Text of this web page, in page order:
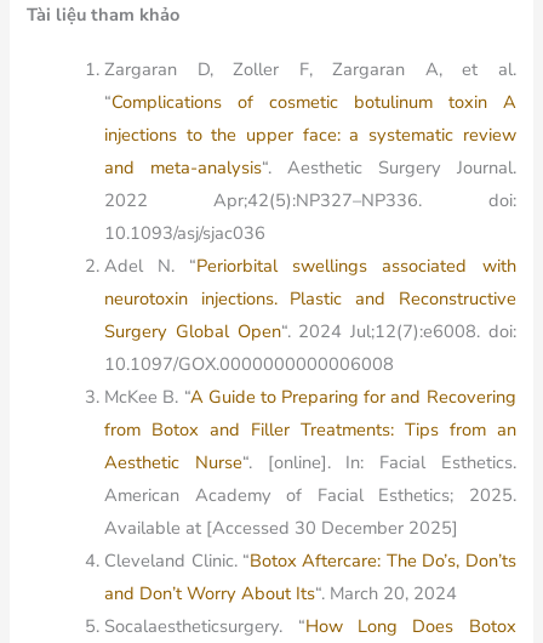
Tài liệu tham khảo
Zargaran D, Zoller F, Zargaran A, et al.
“Complications of cosmetic botulinum toxin A
injections to the upper face: a systematic review
and meta-analysis“. Aesthetic Surgery Journal.
2022 Apr;42(5):NP327–NP336. doi:
10.1093/asj/sjac036
Adel N. “Periorbital swellings associated with
neurotoxin injections. Plastic and Reconstructive
Surgery Global Open“.2024 Jul;12(7):e6008. doi:
10.1097/GOX.0000000000006008
McKee B. “A Guide to Preparing for and Recovering
from Botox and Filler Treatments: Tips from an
Aesthetic Nurse“. [online]. In: Facial Esthetics.
American Academy of Facial Esthetics; 2025.
Available at [Accessed 30 December 2025]
Cleveland Clinic. “Botox Aftercare: The Do’s, Don’ts
and Don’t Worry About Its“. March 20, 2024
Socalaestheticsurgery. “How Long Does Botox